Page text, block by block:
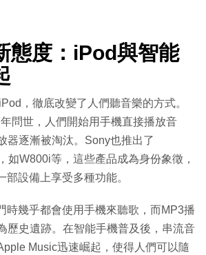
態度：iPod與智能
，徹底改變了人們聽音樂的方式。
問世，人們開始用手機直接播放音
器逐漸被淘汰。Sony也推出了
如W800i等，這些產品成為身份象徵，
部設備上享受多種功能。
時幾乎都會使用手機來聽歌，而MP3播
歷史遺跡。在智能手機普及後，串流音
Music迅速崛起，使得人們可以隨